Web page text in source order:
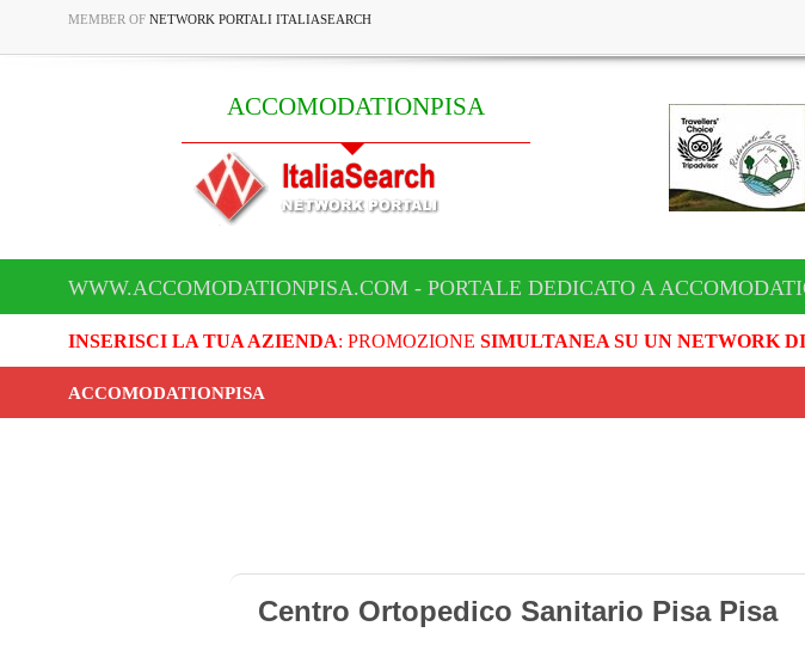
MEMBER OF NETWORK PORTALI ITALIASEARCH
ACCOMODATIONPISA
WWW.ACCOMODATIONPISA.COM - PORTALE DEDICATO A
INSERISCI LA TUA AZIENDA: PROMOZIONE SIMULTANEA SU UN NETWORK
ACCOMODATIONPISA
Centro Ortopedico Sanitario Pisa Pisa